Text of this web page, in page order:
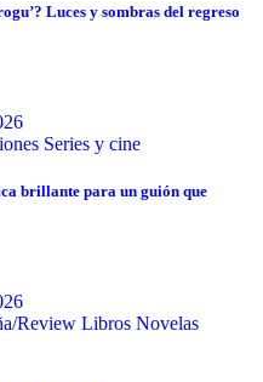
Luces y sombras del regreso
Series y cine
brillante para un guión que
Review Libros Novelas